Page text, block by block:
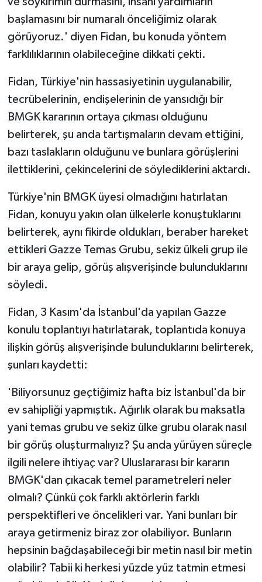
başlamasını bir numaralı önceliğimiz olarak
görüyoruz.' diyen Fidan, bu konuda yöntem
farklılıklarının olabileceğine dikkati çekti.
Fidan, Türkiye'nin hassasiyetinin uygulanabilir,
tecrübelerinin, endişelerinin de yansıdığı bir
BMGK kararının ortaya çıkması olduğunu
belirterek, şu anda tartışmaların devam ettiğini,
bazı taslakların olduğunu ve bunlara görüşlerini
ilettiklerini, çekincelerini de söylediklerini aktardı.
Türkiye'nin BMGK üyesi olmadığını hatırlatan
Fidan, konuyu yakın olan ülkelerle konuştuklarını
belirterek, aynı fikirde oldukları, beraber hareket
ettikleri Gazze Temas Grubu, sekiz ülkeli grup ile
bir araya gelip, görüş alışverişinde bulunduklarını
söyledi.
Fidan, 3 Kasım'da İstanbul'da yapılan Gazze
konulu toplantıyı hatırlatarak, toplantıda konuya
ilişkin görüş alışverişinde bulunduklarını belirterek,
şunları kaydetti:
'Biliyorsunuz geçtiğimiz hafta biz İstanbul'da bir
ev sahipliği yapmıştık. Ağırlık olarak bu maksatla
yani temas grubu ve sekiz ülke grubu olarak nasıl
bir görüş oluşturmalıyız? Şu anda yürüyen süreçle
ilgili nelere ihtiyaç var? Uluslararası bir kararın
BMGK'dan çıkacak temel parametreleri neler
olmalı? Çünkü çok farklı aktörlerin farklı
perspektifleri ve öncelikleri var. Yani bunları bir
araya getirmeniz biraz zor olabiliyor. Bunların
hepsinin bağdaşabileceği bir metin nasıl bir metin
olabilir? Tabii ki herkesi yüzde yüz tatmin etmesi